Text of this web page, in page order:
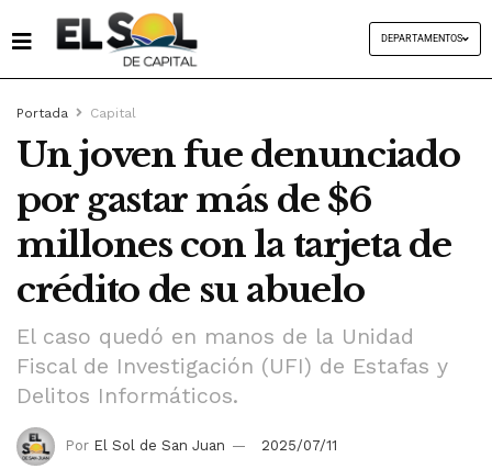
DEPARTAMENTOS
Portada Capital
Un joven fue denunciado
por gastar más de $6
millones con la tarjeta de
crédito de su abuelo
El caso quedó en manos de la Unidad
Fiscal de Investigación (UFI) de Estafas y
Delitos Informáticos.
Por El Sol de San Juan 2025/07/11